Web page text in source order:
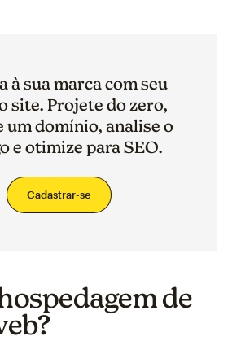
à sua marca com seu
site. Projete do zero,
um domínio, analise o
e otimize para SEO.
Cadastrar-se
de